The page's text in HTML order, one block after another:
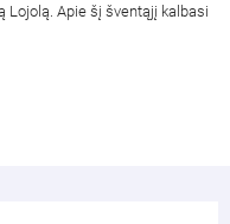
Lojolą. Apie šį šventąjį kalbasi